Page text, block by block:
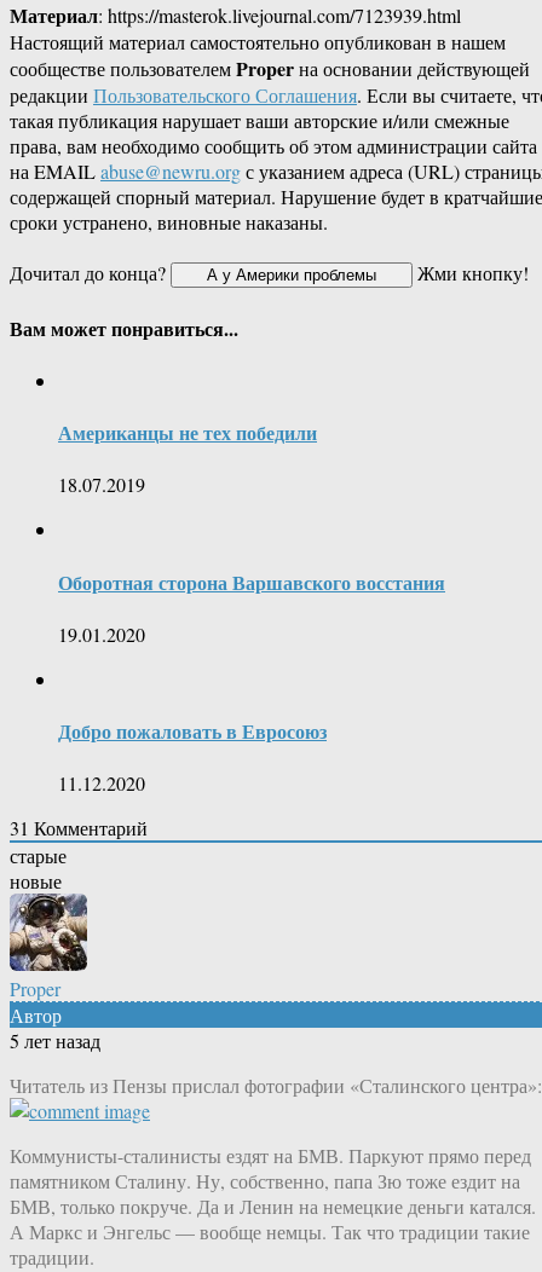
Материал: https://masterok.livejournal.com/7123939.html
Настоящий материал самостоятельно опубликован в нашем
сообществе пользователемProperна основании действующей
редакции Пользовательского Соглашения. Если вы считаете,
такая публикация нарушает ваши авторские и/или смежные
права, вам необходимо сообщить об этом администрации сайта
на EMAILabuse@newru.orgс указанием адреса (URL)
содержащей спорный материал. Нарушение будет в кратчайшие
сроки устранено, виновные наказаны.
Дочитал до конца?
Жми кнопку!
Вам может понравиться...
Американцы не тех победили
18.07.2019
Оборотная сторона Варшавского восстания
19.01.2020
Добро пожаловать в Евросоюз
11.12.2020
31 Комментарий
старые
новые
Proper
Автор
5 лет назад
Читатель из Пензы прислал фотографии «Сталинского центра»:
Коммунисты-сталинисты ездят на БМВ. Паркуют прямо перед
памятником Сталину. Ну, собственно, папа Зю тоже ездит на
БМВ, только покруче. Да и Ленин на немецкие деньги катался.
А Маркс и Энгельс — вообще немцы. Так что традиции такие
традиции.